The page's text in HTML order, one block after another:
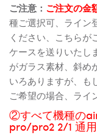
ご注意： ご注文の金
種ご選択可、ライン
ください、こちら
ケースを送りいたし
がガラス素材、斜め
いろありますが、も
ご希望の場合、ライ
②すべて機種の
pro/pro2 2/1 通